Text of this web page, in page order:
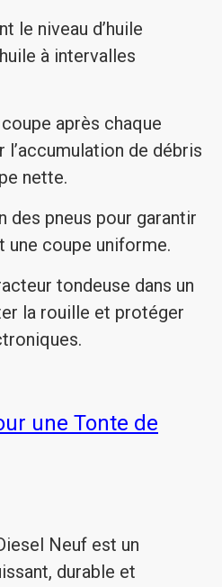
le niveau d’huile
à intervalles
après chaque
de débris
nette.
des pneus pour garantir
une coupe uniforme.
tondeuse dans un
la rouille et protéger
une Tonte de
Neuf est un
durable et